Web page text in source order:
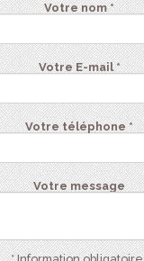
Votre nom *
Votre E-mail *
Votre téléphone *
Votre message